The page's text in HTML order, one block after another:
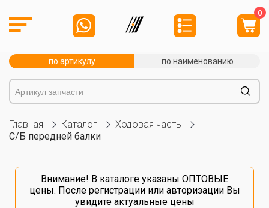
0
по артикулу по наименованию
Главная Каталог
Ходовая часть
С/Б передней балки
Внимание! В каталоге указаны ОПТОВЫЕ
цены. После регистрацииили авторизацииВы
увидите актуальные цены